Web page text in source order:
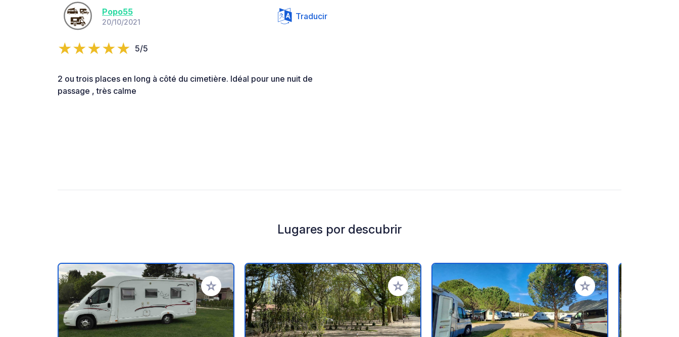
Popo55
20/10/2021
Traducir
5/5
2 ou trois places en long à côté du cimetière. Idéal pour une nuit de
passage , très calme
Lugares por descubrir
Añadir a tus favoritos Añadir a tus favoritos Añadir a tus favoritos